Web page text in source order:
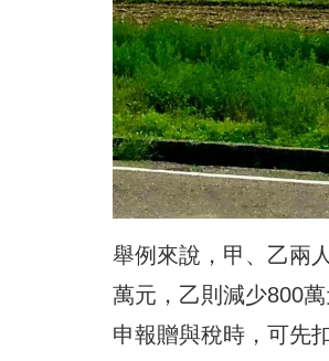
舉例來說，甲、乙兩
萬元，乙則減少800
申報贈與稅時，可先